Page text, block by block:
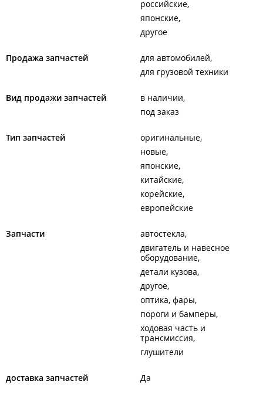
российские
японские
другое
Продажа запчастей
для автомобилей
для грузовой техники
Вид продажи запчастей
в наличии
под заказ
Тип запчастей
оригинальные
новые
японские
китайские
корейские
европейские
Запчасти
автостекла
двигатель и навесное
оборудование
детали кузова
другое
оптика, фары
пороги и бамперы
ходовая часть и
трансмиссия
глушители
доставка запчастей Да